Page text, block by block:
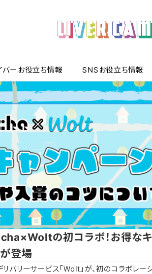
バーお役立ち情報 SNSお役立ち情報
の初コラボ！お得な
登場
バリーサービス「Wolt」が、初のコラボレー